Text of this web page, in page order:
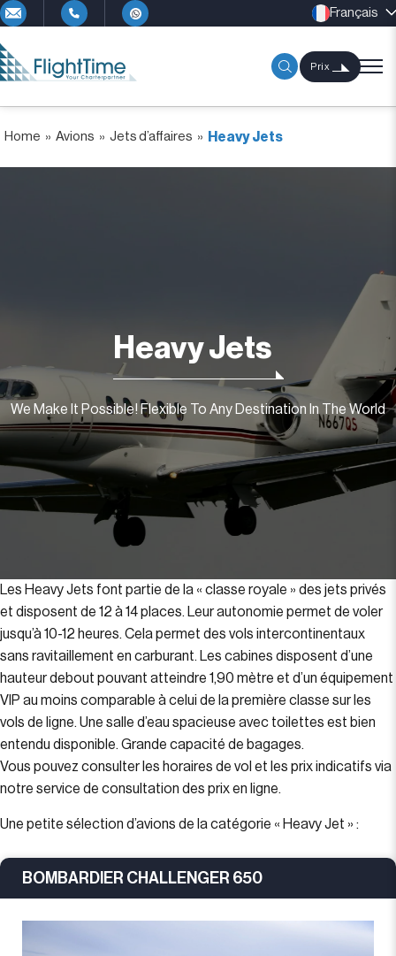
Français
Prix
Home » Avions » Jets d’affaires » Heavy Jets
Heavy Jets
We Make It Possible! Flexible To Any Destination In The World
Les Heavy Jets font partie de la « classe royale » des jets privés
et disposent de 12 à 14 places. Leur autonomie permet de voler
jusqu’à 10-12 heures. Cela permet des vols intercontinentaux
sans ravitaillement en carburant. Les cabines disposent d’une
hauteur debout pouvant atteindre 1,90 mètre et d’un équipement
VIP au moins comparable à celui de la première classe sur les
vols de ligne. Une salle d’eau spacieuse avec toilettes est bien
entendu disponible. Grande capacité de bagages.
Vous pouvez consulter les horaires de vol et les prix indicatifs via
notre service de consultation des prix en ligne.
Une petite sélection d’avions de la catégorie « Heavy Jet » :
BOMBARDIER CHALLENGER 650